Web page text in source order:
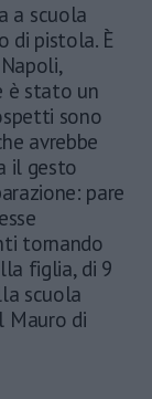
a scuola
di pistola. È
è stato un
sono
avrebbe
il gesto
pare
tornando
figlia, di 9
scuola
Mauro di